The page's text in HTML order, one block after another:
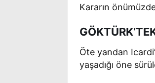
Kararın
Öte yandan
yaşadığı öne